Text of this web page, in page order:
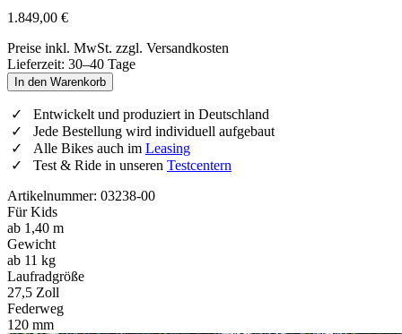
1.849,00 €
Preise inkl. MwSt. zzgl. Versandkosten
Lieferzeit: 30–40 Tage
In den Warenkorb
Entwickelt und produziert in Deutschland
Jede Bestellung wird individuell aufgebaut
Alle Bikes auch im Leasing
Test & Ride in unseren Testcentern
Artikelnummer: 03238-00
Für Kids
ab 1,40 m
Gewicht
ab 11 kg
Laufradgröße
27,5 Zoll
Federweg
120 mm